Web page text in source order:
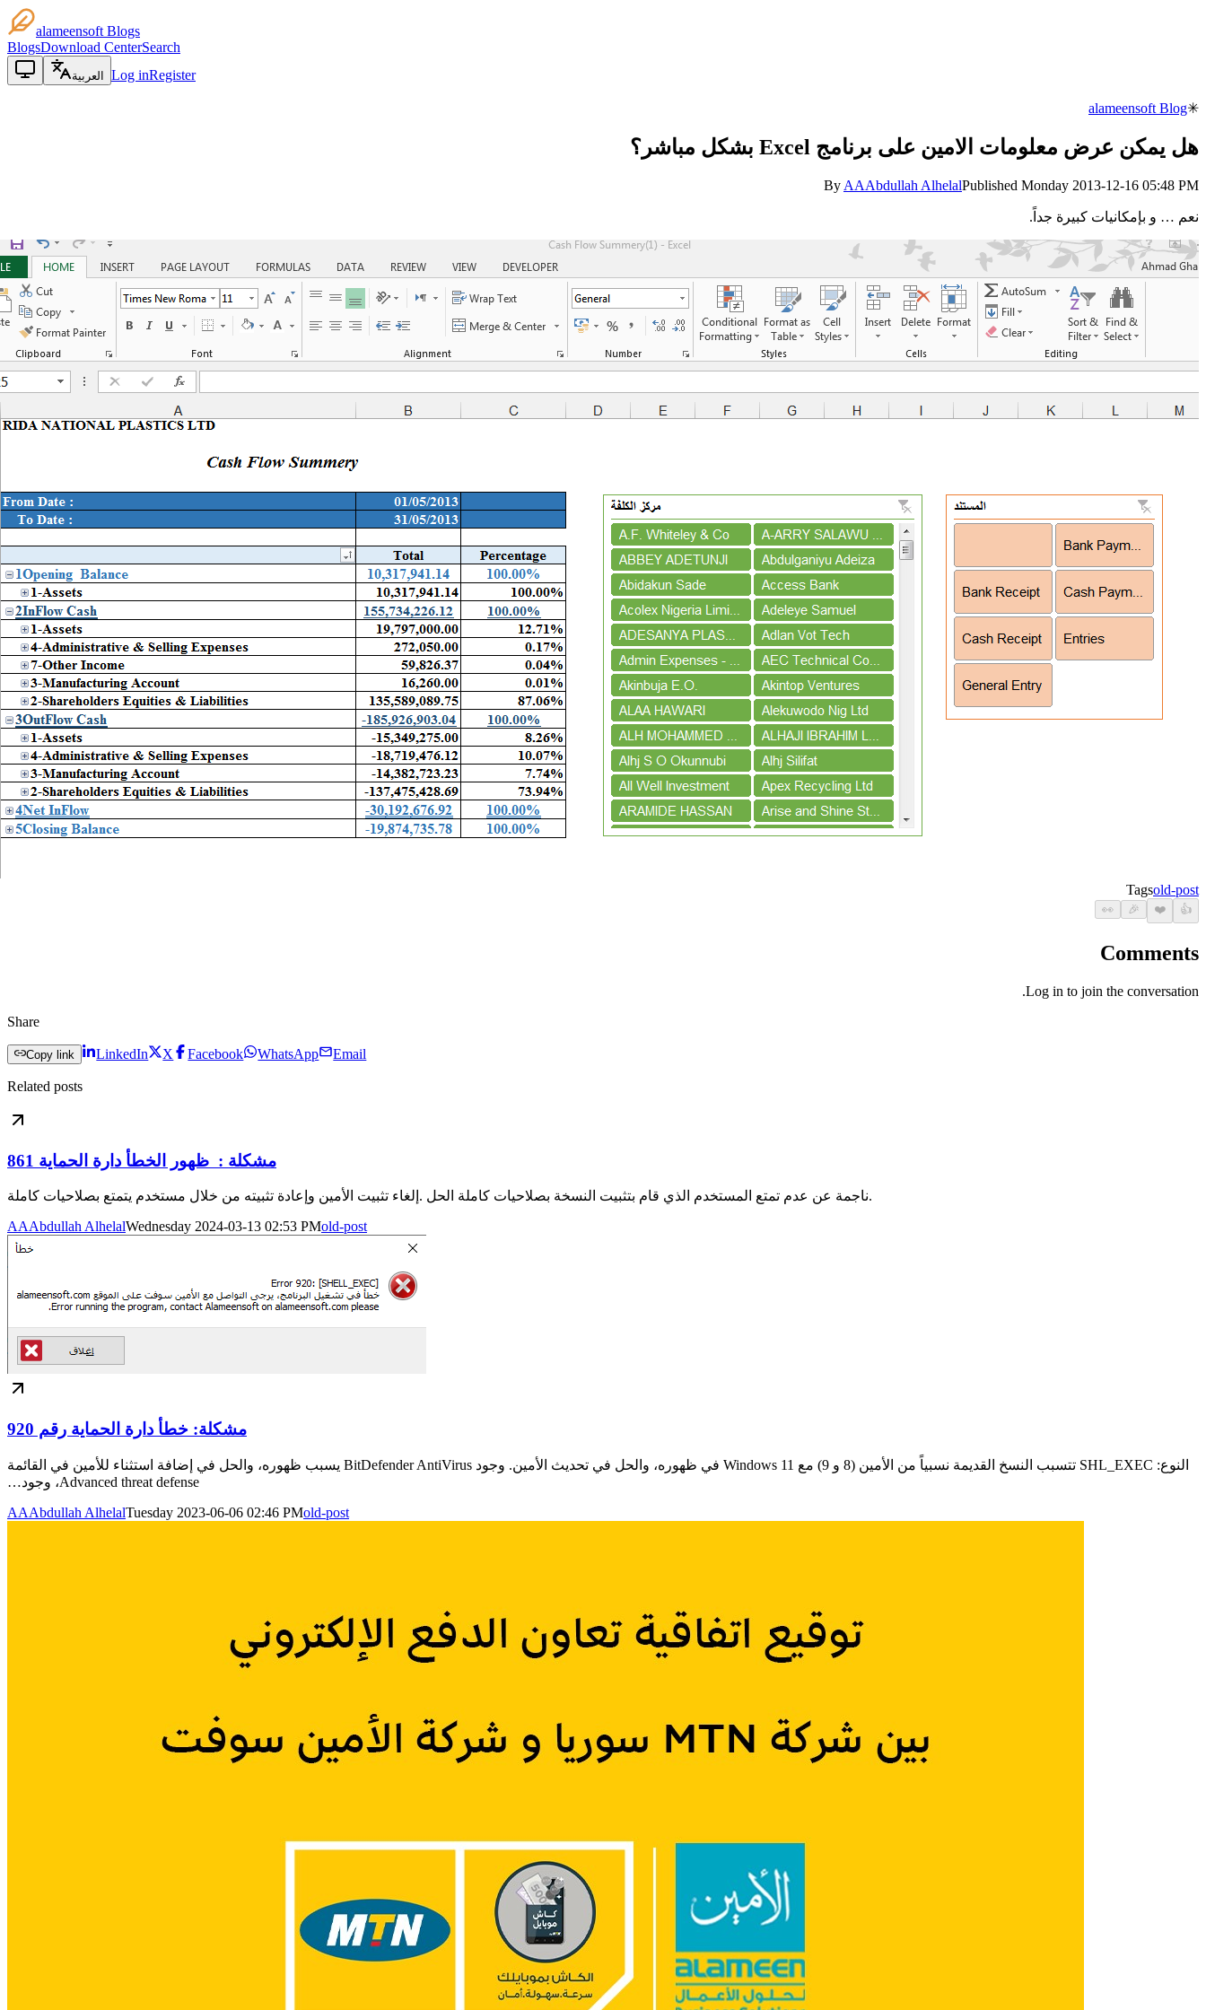
alameensoft Blogs
BlogsDownload CenterSearch
العربية Log inRegister
✳
alameensoft Blog
هل يمكن عرض معلومات الامين على برنامج Excel بشكل مباشر؟
By AAAbdullah AlhelalPublished Monday 2013-12-16 05:48 PM
نعم … و بإمكانيات كبيرة جداً.
Tagsold-post
👍
❤️
🎉
👀
Comments
Log in to join the conversation.
Share
Copy link LinkedIn X Facebook WhatsApp Email
Related posts
مشكلة : ظهور الخطأ دارة الحماية 861
.ناجمة عن عدم تمتع المستخدم الذي قام بتثبيت النسخة بصلاحيات كاملة الحل .إلغاء تثبيت الأمين وإعادة تثبيته من خلال مستخدم يتمتع بصلاحيات كاملة
AAAbdullah AlhelalWednesday 2024-03-13 02:53 PMold-post
مشكلة: خطأ دارة الحماية رقم 920
النوع: SHL_EXEC تتسبب النسخ القديمة نسبياً من الأمين (8 و 9) مع Windows 11 في ظهوره، والحل في تحديث الأمين. وجود BitDefender AntiVirus يسبب ظهوره، والحل في إضافة استثناء للأمين في القائمة
Advanced threat defense، وجود…
AAAbdullah AlhelalTuesday 2023-06-06 02:46 PMold-post